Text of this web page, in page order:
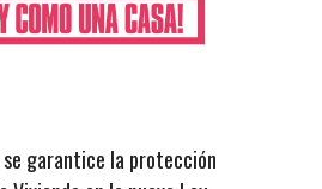
se garantice la protección